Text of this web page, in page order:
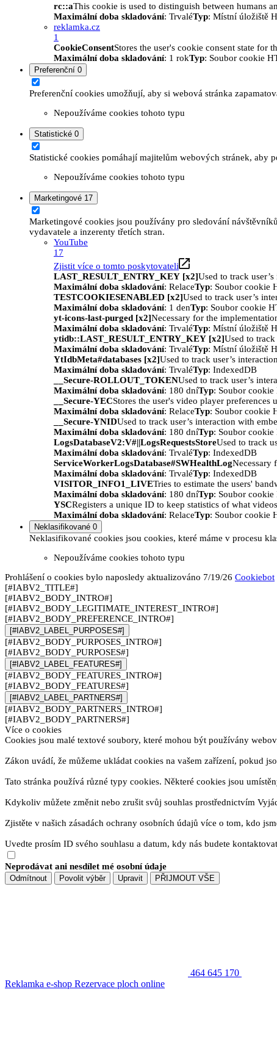
rc::aThis cookie is used to distinguish between humans
Maximální doba skladování: TrvaléTyp: Místní úložiště
reklamka.cz
1
CookieConsentStores the user's cookie consent state for
Maximální doba skladování: 1 rokTyp: Soubor cookie
Preferenční 0
Preferenční cookies umožňují, aby si webová stránka
Nepoužíváme cookies tohoto typu
Statistické 0
Statistické cookies pomáhají majitelům webových stránek,
Nepoužíváme cookies tohoto typu
Marketingové 17
Marketingové cookies jsou používány pro sledování
vydavatele a inzerenty třetích stran.
YouTube
17
Zjistit více o tomto poskytovateli
LAST_RESULT_ENTRY_KEY [x2]Used to track
Maximální doba skladování: RelaceTyp: Soubor cookie
TESTCOOKIESENABLED [x2]Used to track user’s
Maximální doba skladování: 1 denTyp: Soubor cookie
yt-icons-last-purged [x2]Necessary for the
Maximální doba skladování: TrvaléTyp: Místní úložiště
ytidb::LAST_RESULT_ENTRY_KEY [x2]Used to
Maximální doba skladování: TrvaléTyp: Místní úložiště
YtIdbMeta#databases [x2]Used to track user’s
Maximální doba skladování: TrvaléTyp: IndexedDB
__Secure-ROLLOUT_TOKENUsed to track user’s
Maximální doba skladování: 180 dníTyp: Soubor cookie
__Secure-YECStores the user's video player preferences
Maximální doba skladování: RelaceTyp: Soubor cookie
__Secure-YNIDUsed to track user’s interaction with
Maximální doba skladování: 180 dníTyp: Soubor cookie
LogsDatabaseV2:V#||LogsRequestsStoreUsed to track
Maximální doba skladování: TrvaléTyp: IndexedDB
ServiceWorkerLogsDatabase#SWHealthLogNecessary
Maximální doba skladování: TrvaléTyp: IndexedDB
VISITOR_INFO1_LIVETries to estimate the users'
Maximální doba skladování: 180 dníTyp: Soubor cookie
YSCRegisters a unique ID to keep statistics of what
Maximální doba skladování: RelaceTyp: Soubor cookie
Neklasifikované 0
Neklasifikované cookies jsou cookies, které máme v procesu
Nepoužíváme cookies tohoto typu
Prohlášení o cookies bylo naposledy aktualizováno 7/19/26 Cookiebot
[#IABV2_TITLE#]
[#IABV2_BODY_INTRO#]
[#IABV2_BODY_LEGITIMATE_INTEREST_INTRO#]
[#IABV2_BODY_PREFERENCE_INTRO#]
[#IABV2_LABEL_PURPOSES#]
[#IABV2_BODY_PURPOSES_INTRO#]
[#IABV2_BODY_PURPOSES#]
[#IABV2_LABEL_FEATURES#]
[#IABV2_BODY_FEATURES_INTRO#]
[#IABV2_BODY_FEATURES#]
[#IABV2_LABEL_PARTNERS#]
[#IABV2_BODY_PARTNERS_INTRO#]
[#IABV2_BODY_PARTNERS#]
Více o cookies
Cookies jsou malé textové soubory, které mohou být používány
Zákon uvádí, že můžeme ukládat cookies na vašem zařízení, pokud
Tato stránka používá různé typy cookies. Některé cookies jsou
Kdykoliv můžete změnit nebo zrušit svůj souhlas prostřednictvím
Zjistěte v našich zásadách ochrany osobních údajů více o tom, kdo
Uvedte prosím ID svého souhlasu a datum, kdy nás budete
Neprodávat ani nesdílet mé osobní údaje
Odmítnout Povolit výběr Upravit PŘIJMOUT VŠE
464 645 170
Reklamka e-shop Rezervace ploch online